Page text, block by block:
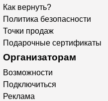
Как вернуть?
Политика безопасности
Точки продаж
Подарочные сертификаты
Организаторам
Возможности
Подключиться
Реклама